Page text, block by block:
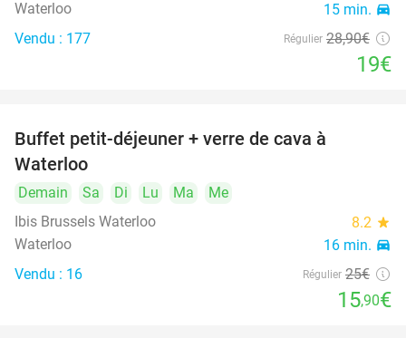
Waterloo 15 min. directions_car
Vendu : 177 Régulier 28,90€
19€
Buffet petit-déjeuner + verre de cava à
Waterloo
Demain Sa Di Lu Ma
Me
Ibis Brussels Waterloo
8.2 star
Waterloo 16 min. directions_car
Vendu : 16 Régulier 25€
15,90€